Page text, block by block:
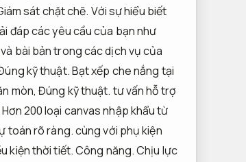
sát chặt chẽ. Với sự hiểu biết
đáp các yêu cầu của bạn như
bài bản trong các dịch vụ của
kỹ thuật.Bạt xếp che nắng tại
mòn,Đúng kỹ thuật. tư vấn hỗ trợ
Hơn 200 loại canvas nhập khẩu từ
toán rõ ràng.cùng với phụ kiện
kiện thời tiết.Công năng.Chịu lực